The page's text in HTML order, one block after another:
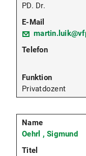
PD. Dr.
Privatdozent
Oehrl , Sigmund